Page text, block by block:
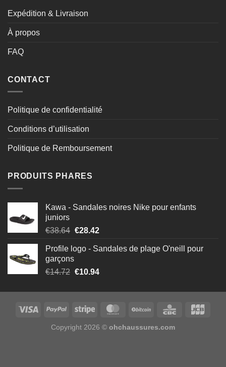
Expédition & Livraison
À propos
FAQ
CONTACT
Politique de confidentialité
Conditions d’utilisation
Politique de Remboursement
PRODUITS PHARES
Kawa - Sandales noires Nike pour enfants
juniors
€38.64 Le
initial
était :
€38.64.
€28.42Le
actuel
€28.42.
Profile logo - Sandales de plage O'neill pour
garçons
€14.72 Le
initial
était :
€14.72.
€10.94Le
actuel
est :
€10.94.
Copyright 2026 © ohchaussures.com